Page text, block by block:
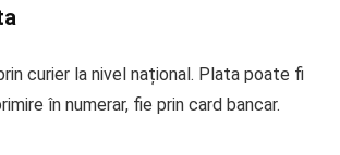
curier la nivel național. Plata poate fi
în numerar, fie prin card bancar.